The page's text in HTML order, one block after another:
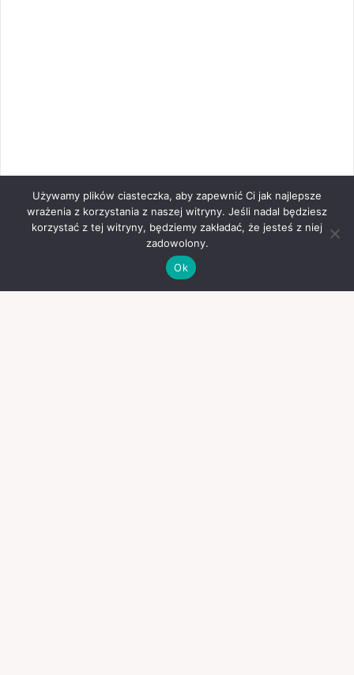
Używamy plików ciasteczka, aby zapewnić Ci jak najlepsze
wrażenia z korzystania z naszej witryny. Jeśli nadal będziesz
korzystać z tej witryny, będziemy zakładać, że jesteś z niej
zadowolony.
Ok